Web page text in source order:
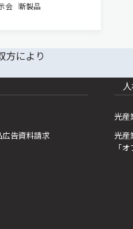
ベンチャー企業 米
離タイプと長距離タイ
会 新製品
告資料請求
光産
光産
「